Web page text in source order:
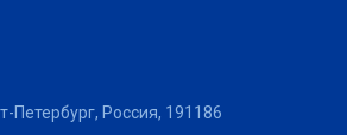
Петербург, Россия, 191186